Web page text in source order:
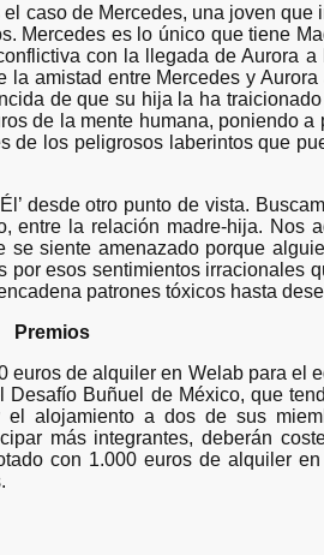
caso de Mercedes, una joven que
Mercedes es lo único que tiene
con la llegada de Aurora
amistad entre Mercedes y
de que su hija la ha
de la mente humana, poniendo
de los peligrosos laberintos que
desde otro punto de vista.
entre la relación madre-hija. Nos
siente amenazado porque
esos sentimientos irracionales
patrones tóxicos hasta
Premios
euros de alquiler en Welab para el
Buñuel de México, que
el alojamiento a dos de sus
más integrantes, deberán
con 1.000 euros de alquiler